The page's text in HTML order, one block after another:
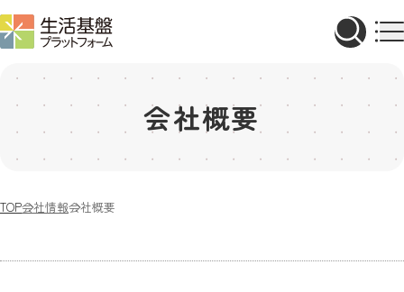
会社概要
TOP会社情報会社概要